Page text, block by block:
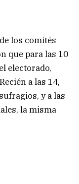
los comités
que para las 10
electorado,
a las 14,
y a las
la misma